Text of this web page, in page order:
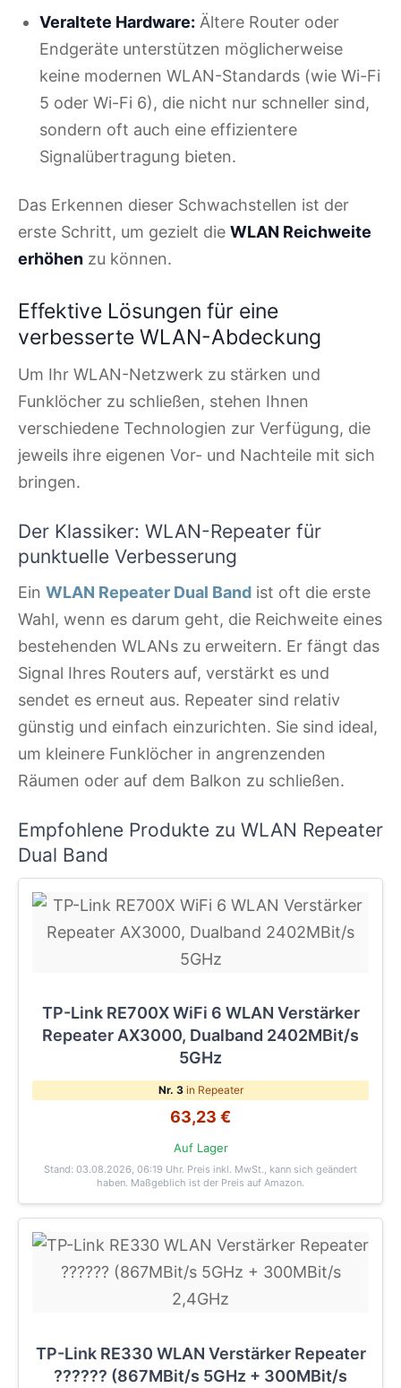
Veraltete Hardware: Ältere Router oder
Endgeräte unterstützen möglicherweise
keine modernen WLAN-Standards (wie Wi-Fi
5 oder Wi-Fi 6), die nicht nur schneller sind,
sondern oft auch eine effizientere
Signalübertragung bieten.
Das Erkennen dieser Schwachstellen ist der
erste Schritt, um gezielt die WLAN Reichweite
erhöhen zu können.
Effektive Lösungen für eine
verbesserte WLAN-Abdeckung
Um Ihr WLAN-Netzwerk zu stärken und
Funklöcher zu schließen, stehen Ihnen
verschiedene Technologien zur Verfügung, die
jeweils ihre eigenen Vor- und Nachteile mit sich
bringen.
Der Klassiker: WLAN-Repeater für
punktuelle Verbesserung
Ein WLAN Repeater Dual Band ist oft die erste
Wahl, wenn es darum geht, die Reichweite eines
bestehenden WLANs zu erweitern. Er fängt das
Signal Ihres Routers auf, verstärkt es und
sendet es erneut aus. Repeater sind relativ
günstig und einfach einzurichten. Sie sind ideal,
um kleinere Funklöcher in angrenzenden
Räumen oder auf dem Balkon zu schließen.
Empfohlene Produkte zu WLAN Repeater
Dual Band
TP-Link RE700X WiFi 6 WLAN Verstärker
Repeater AX3000, Dualband 2402MBit/s
5GHz
Nr. 3in Repeater
63,23 €
Auf Lager
Stand: 03.08.2026, 06:19 Uhr. Preis inkl. MwSt., kann sich geändert
haben. Maßgeblich ist der Preis auf Amazon.
TP-Link RE330 WLAN Verstärker Repeater
?????? (867MBit/s 5GHz + 300MBit/s